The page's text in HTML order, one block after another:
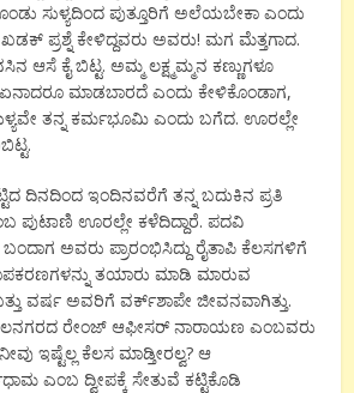
ಸುಳ್ಯದಿಂದ ಪುತ್ತೂರಿಗೆ ಅಲೆಯಬೇಕಾ ಎಂದು
ಖಡಕ್ ಪ್ರಶ್ನೆ ಕೇಳಿದ್ದವರು ಅವರು! ಮಗ ಮೆತ್ತಗಾದ.
ಆಸೆ ಕೈ ಬಿಟ್ಟ. ಅಮ್ಮ ಲಕ್ಷ್ಮಮ್ಮನ ಕಣ್ಣುಗಳೂ
ಮಾಡಬಾರದೆ ಎಂದು ಕೇಳಿಕೊಂಡಾಗ,
ತನ್ನ ಕರ್ಮಭೂಮಿ ಎಂದು ಬಗೆದ. ಊರಲ್ಲೇ
ದಿನದಿಂದ ಇಂದಿನವರೆಗೆ ತನ್ನ ಬದುಕಿನ ಪ್ರತಿ
ಪುಟಾಣಿ ಊರಲ್ಲೇ ಕಳೆದಿದ್ದಾರೆ. ಪದವಿ
ಅವರು ಪ್ರಾರಂಭಿಸಿದ್ದು ರೈತಾಪಿ ಕೆಲಸಗಳಿಗೆ
ತಯಾರು ಮಾಡಿ ಮಾರುವ
ವರ್ಷ ಅವರಿಗೆ ವರ್ಕ್‍ಶಾಪೇ ಜೀವನವಾಗಿತ್ತು.
ರೇಂಜ್ ಆಫೀಸರ್ ನಾರಾಯಣ ಎಂಬವರು
ಇಷ್ಟೆಲ್ಲ ಕೆಲಸ ಮಾಡ್ತೀರಲ್ವ? ಆ
ಎಂಬ ದ್ವೀಪಕ್ಕೆ ಸೇತುವೆ ಕಟ್ಟಿಕೊಡಿ